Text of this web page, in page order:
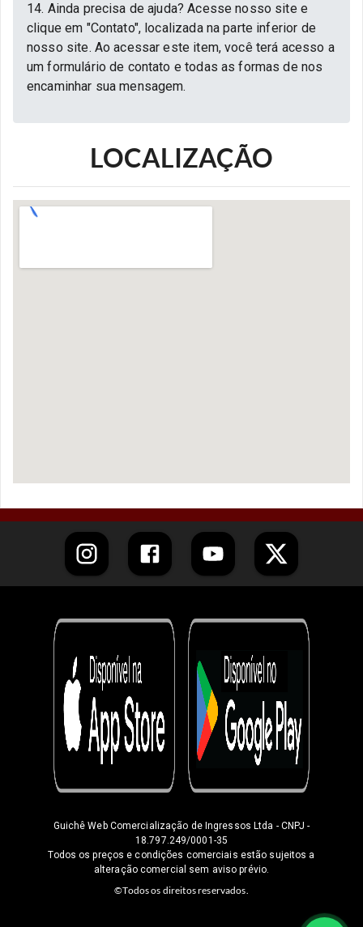
14. Ainda precisa de ajuda? Acesse nosso site e
clique em "Contato", localizada na parte inferior de
nosso site. Ao acessar este item, você terá acesso a
um formulário de contato e todas as formas de nos
encaminhar sua mensagem.
LOCALIZAÇÃO
Guichê Web Comercialização de Ingressos Ltda - CNPJ -
18.797.249/0001-35
Todos os preços e condições comerciais estão sujeitos a
alteração comercial sem aviso prévio.
©Todos os direitos reservados.